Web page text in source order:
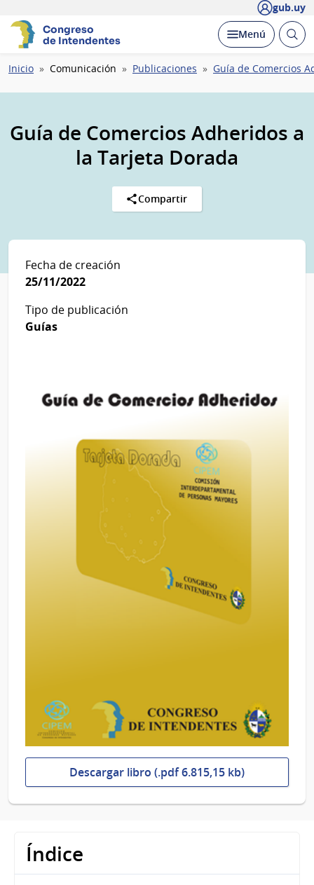
gub.uy
Congreso
de Intendentes
Desplegar
Menú Abrir
Ruta
navegación
Inicio Comunicación Publicaciones Guía de Comercios
Guía de Comercios Adheridos a
la Tarjeta Dorada
Compartir
Fecha de creación
25/11/2022
Tipo de publicación
Guías
Descargar libro (.pdf 6.815,15 kb)
Índice